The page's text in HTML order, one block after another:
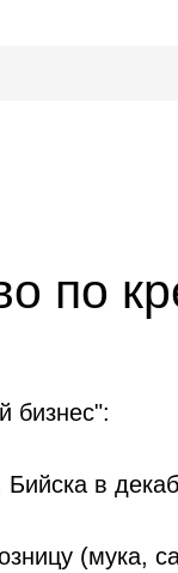
по
бизнес":
Бийска в
(мука,